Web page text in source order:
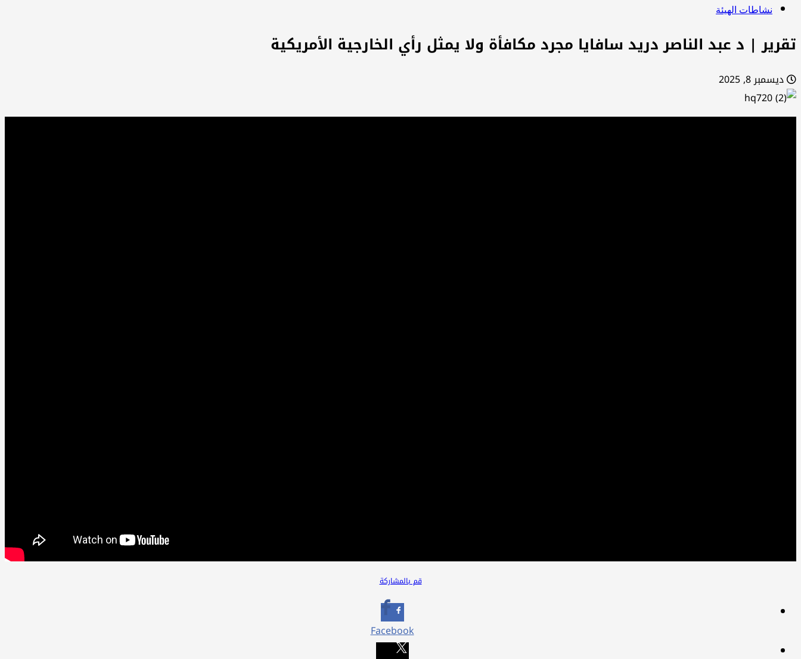
نشاطات الهيئة
تقرير | د عبد الناصر درید سافايا مجرد مكافأة ولا يمثل رأي الخارجية الأمريكية
ديسمبر 8, 2025
قم بالمشاركة
Facebook